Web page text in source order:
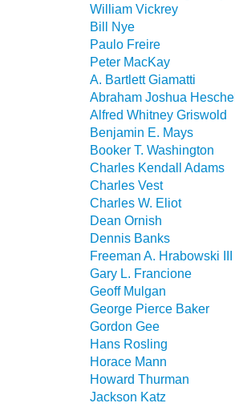
William Vickrey
Bill Nye
Paulo Freire
Peter MacKay
A. Bartlett Giamatti
Abraham Joshua Heschel
Alfred Whitney Griswold
Benjamin E. Mays
Booker T. Washington
Charles Kendall Adams
Charles Vest
Charles W. Eliot
Dean Ornish
Dennis Banks
Freeman A. Hrabowski III
Gary L. Francione
Geoff Mulgan
George Pierce Baker
Gordon Gee
Hans Rosling
Horace Mann
Howard Thurman
Jackson Katz